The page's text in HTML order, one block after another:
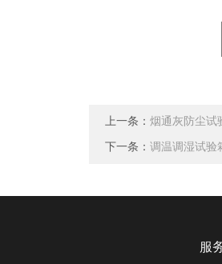
上一条： 烟通灰防尘试
下一条： 调温调湿试验
服